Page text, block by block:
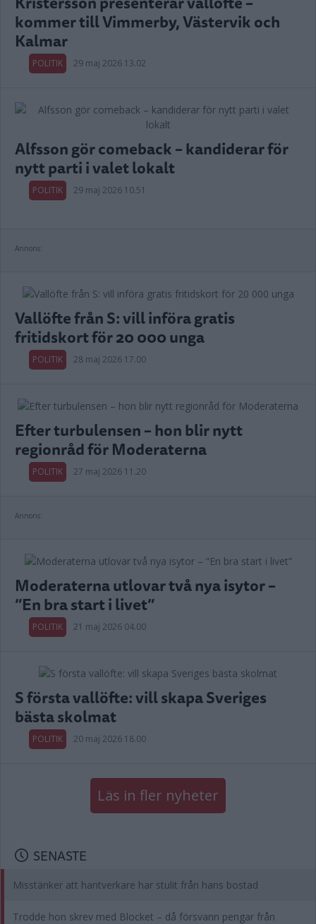
kommer till Vimmerby, Västervik och
Kalmar
POLITIK 29 maj 2026 13.02
Alfsson gör comeback – kandiderar för
nytt parti i valet lokalt
POLITIK 29 maj 2026 10.51
Annons:
Vallöfte från S: vill införa gratis
fritidskort för 20 000 unga
POLITIK 28 maj 2026 17.00
Efter turbulensen – hon blir nytt
regionråd för Moderaterna
POLITIK 27 maj 2026 11.20
Annons:
Moderaterna utlovar två nya isytor –
”En bra start i livet”
POLITIK 21 maj 2026 04.00
S första vallöfte: vill skapa Sveriges
bästa skolmat
POLITIK 20 maj 2026 18.00
Läs in fler nyheter
SENASTE
Misstänker att hantverkare har stulit från hans bostad
Trodde hon skrev med Blocket – då försvann pengar från